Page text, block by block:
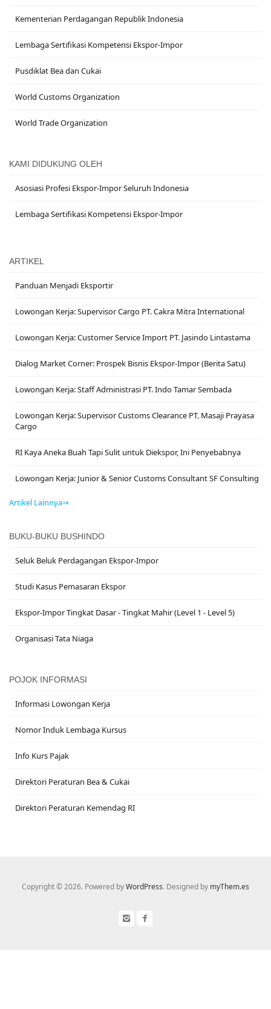
Kementerian Perdagangan Republik Indonesia
Lembaga Sertifikasi Kompetensi Ekspor-Impor
Pusdiklat Bea dan Cukai
World Customs Organization
World Trade Organization
KAMI DIDUKUNG OLEH
Asosiasi Profesi Ekspor-Impor Seluruh Indonesia
Lembaga Sertifikasi Kompetensi Ekspor-Impor
ARTIKEL
Panduan Menjadi Eksportir
Lowongan Kerja: Supervisor Cargo PT. Cakra Mitra International
Lowongan Kerja: Customer Service Import PT. Jasindo Lintastama
Dialog Market Corner: Prospek Bisnis Ekspor-Impor (Berita Satu)
Lowongan Kerja: Staff Administrasi PT. Indo Tamar Sembada
Lowongan Kerja: Supervisor Customs Clearance PT. Masaji Prayasa
Cargo
RI Kaya Aneka Buah Tapi Sulit untuk Diekspor, Ini Penyebabnya
Lowongan Kerja: Junior & Senior Customs Consultant SF Consulting
Artikel Lainnya⇒
BUKU-BUKU BUSHINDO
Seluk Beluk Perdagangan Ekspor-Impor
Studi Kasus Pemasaran Ekspor
Ekspor-Impor Tingkat Dasar - Tingkat Mahir (Level 1 - Level 5)
Organisasi Tata Niaga
POJOK INFORMASI
Informasi Lowongan Kerja
Nomor Induk Lembaga Kursus
Info Kurs Pajak
Direktori Peraturan Bea & Cukai
Direktori Peraturan Kemendag RI
Copyright © 2026. Powered byWordPress. Designed by myThem.es